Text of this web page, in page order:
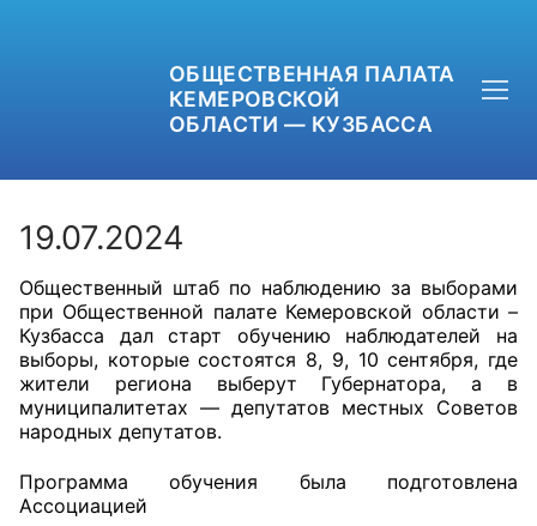
ОБЩЕСТВЕННАЯ ПАЛАТА
КЕМЕРОВСКОЙ
ОБЛАСТИ — КУЗБАССА
+7 (3842) 58-82-40
OPKO42@BK.RU
ОБРАТНАЯ СВЯЗЬ
19.07.2024
Общественный штаб по наблюдению за выборами
при Общественной палате Кемеровской области –
Кузбасса дал старт обучению наблюдателей на
выборы, которые состоятся 8, 9, 10 сентября, где
жители региона выберут Губернатора, а в
муниципалитетах — депутатов местных Советов
народных депутатов.
Программа обучения была подготовлена
Ассоциацией